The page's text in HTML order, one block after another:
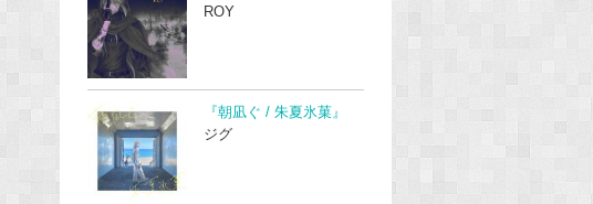
ROY
『朝凪ぐ / 朱夏氷菓』
ジグ